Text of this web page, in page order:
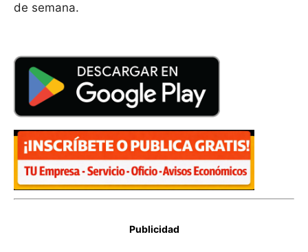
de semana.
Publicidad